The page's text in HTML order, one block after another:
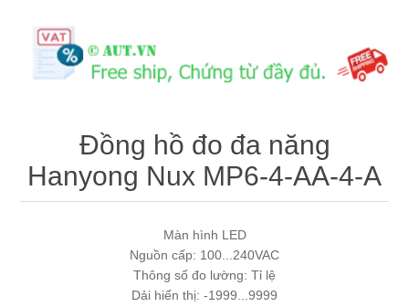
Động cơ bước 2 phase
Chưa Phân Loại
Phụ Kiện Siemens
Đồng hồ đo đa năng
Hanyong Nux MP6-4-AA-4-A
Màn hình LED
Nguồn cấp: 100...240VAC
Thông số đo lường: Tỉ lệ
Dải hiển thị: -1999...9999